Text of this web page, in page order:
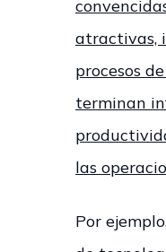
atractivas,
procesos
terminan
las
Por